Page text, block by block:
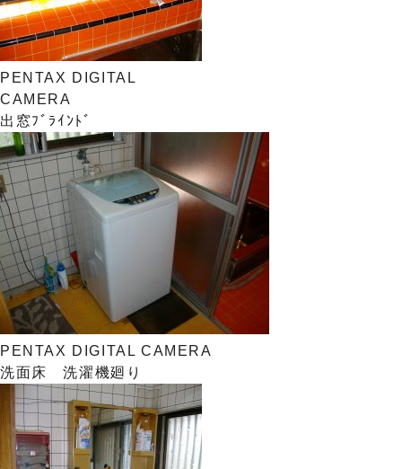
PENTAX DIGITAL
CAMERA
出窓ﾌﾞﾗｲﾝﾄﾞ
PENTAX DIGITAL CAMERA
洗面床 洗濯機廻り